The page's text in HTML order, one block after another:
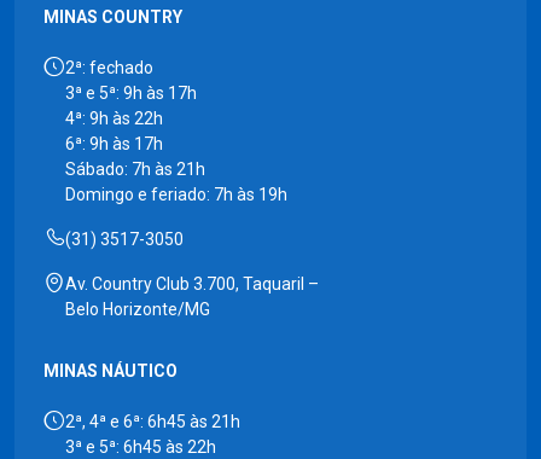
MINAS COUNTRY
2ª: fechado
3ª e 5ª: 9h às 17h
4ª: 9h às 22h
6ª: 9h às 17h
Sábado: 7h às 21h
Domingo e feriado: 7h às 19h
(31) 3517-3050
Av. Country Club 3.700, Taquaril –
Belo Horizonte/MG
MINAS NÁUTICO
2ª, 4ª e 6ª: 6h45 às 21h
3ª e 5ª: 6h45 às 22h